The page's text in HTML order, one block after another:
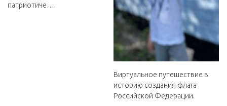
патриотиче…
Виртуальное путешествие в
историю создания флага
Российской Федерации.